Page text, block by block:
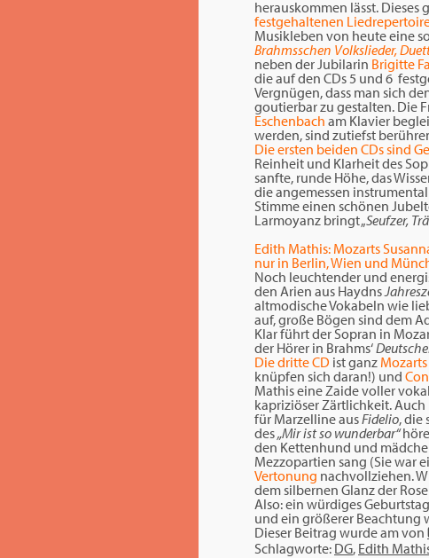
herauskommen lässt.
festgehaltenen
Musikleben von heute eine
Brahmsschen Volkslieder,
neben der Jubilarin Brigitte
die auf den CDs 5 und 6
Vergnügen, dass man sich
goutierbar zu gestalten. Die
Eschenbach am Klavier
werden, sind zutiefst
Die ersten beiden CDs sind
Reinheit und Klarheit des
sanfte, runde Höhe, das
die angemessen
Stimme einen schönen
Larmoyanz bringt „Seufzer,
Edith Mathis: Mozarts
nur in Berlin, Wien und
Noch leuchtender und
den Arien aus Haydns
altmodische Vokabeln wie
auf, große Bögen sind dem
Klar führt der Sopran in
der Hörer in Brahms‘
Die dritte CD ist ganz
knüpfen sich daran!) und
Mathis eine Zaide voller
kapriziöser Zärtlichkeit.
für Marzelline ausFidelio, die
des„Mir ist so wunderbar“
den Kettenhund und
Mezzopartien sang (Sie war
Vertonung nachvollziehen.
dem silbernen Glanz der
Also: ein würdiges
und ein größerer Beachtung
Dieser Beitrag wurde amvon
Schlagworte: DG, Edith